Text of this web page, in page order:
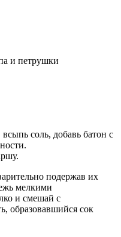
и петрушки
соль, добавь батон с
подержав их
мелкими
и смешай с
образовавшийся сок